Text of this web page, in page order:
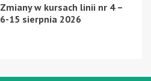
Zmiany w kursach linii nr 4 –
6-15 sierpnia 2026